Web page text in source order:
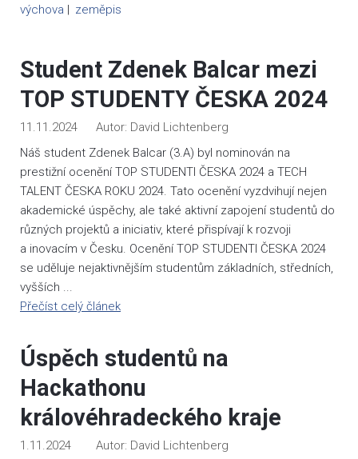
výchova
zeměpis
Student Zdenek Balcar mezi
TOP STUDENTY ČESKA 2024
11.11.2024
David Lichtenberg
Náš student Zdenek Balcar (3.A) byl nominován na
prestižní ocenění TOP STUDENTI ČESKA 2024 a TECH
TALENT ČESKA ROKU 2024. Tato ocenění vyzdvihují nejen
akademické úspěchy, ale také aktivní zapojení studentů do
různých projektů a iniciativ, které přispívají k rozvoji
a inovacím v Česku. Ocenění TOP STUDENTI ČESKA 2024
se uděluje nejaktivnějším studentům základních, středních,
vyšších ...
Přečíst celý článek
Úspěch studentů na
Hackathonu
královéhradeckého kraje
1.11.2024
David Lichtenberg